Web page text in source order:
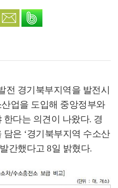
토리로 공유
카카오톡으로 공유
문자로 공유
전 경기북부지역을 발전시
업을 도입해 중앙정부와
한다는 의견이 나왔다. 경
담은 ‘경기북부지역 수소산
간했다고 8일 밝혔다.